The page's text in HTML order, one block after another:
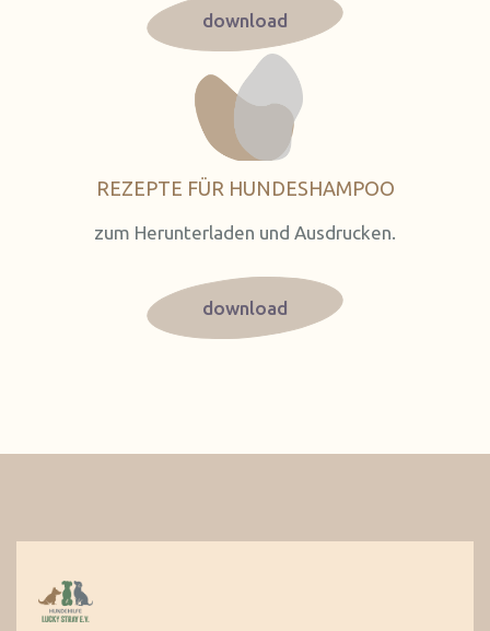
download
REZEPTE FÜR HUNDESHAMPOO
zum Herunterladen und Ausdrucken.
download